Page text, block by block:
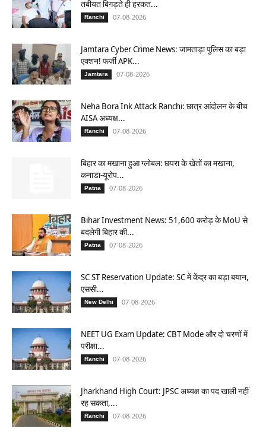
तबीयत बिगड़ते ही हरकत...
Ranchi 07-08-2026
Jamtara Cyber Crime News: जामताड़ा पुलिस का बड़ा
एक्शन! फर्जी APK...
Jamtara 07-08-2026
Neha Bora Ink Attack Ranchi: छात्र आंदोलन के बीच
AISA अध्यक्ष...
Ranchi 07-08-2026
बिहार का मखाना हुआ ग्लोबल: छपरा के खेतों का मखाना,
कनाडा-यूरोप...
Patna 07-08-2026
Bihar Investment News: 51,600 करोड़ के MoU से
बदलेगी बिहार की...
Patna 07-08-2026
SC ST Reservation Update: SC में केंद्र का बड़ा बयान,
एससी...
New Delhi 07-08-2026
NEET UG Exam Update: CBT Mode और दो चरणों में
परीक्षा...
Ranchi 07-08-2026
Jharkhand High Court: JPSC अध्यक्ष का पद खाली नहीं
रह सकता,...
Ranchi 07-08-2026